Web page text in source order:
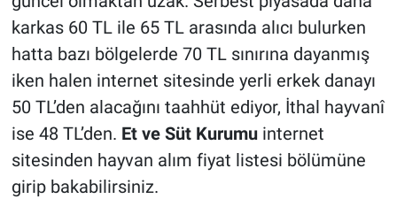
karkas 60 TL ile 65 TL arasında alıcı bulurken
hatta bazı bölgelerde 70 TL sınırına dayanmış
iken halen internet sitesinde yerli erkek danayı
50 TL’den alacağını taahhüt ediyor, İthal hayvanî
ise 48 TL’den. Et ve Süt Kurumu internet
sitesinden hayvan alım fiyat listesi bölümüne
girip bakabilirsiniz.